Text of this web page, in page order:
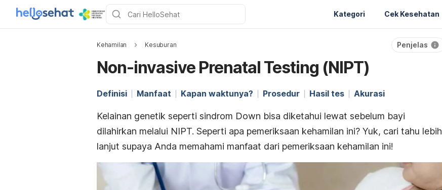
Kategori Cek Kesehatan
Kehamilan Kesuburan Penjelas
Non-invasive Prenatal Testing (NIPT)
Definisi Manfaat Kapan waktunya? Prosedur Hasil tes Akurasi
Kelainan genetik seperti sindrom Down bisa diketahui lewat sebelum bayi
dilahirkan melalui NIPT. Seperti apa pemeriksaan kehamilan ini? Yuk, cari tahu lebih
lanjut supaya Anda memahami manfaat dari pemeriksaan kehamilan ini!